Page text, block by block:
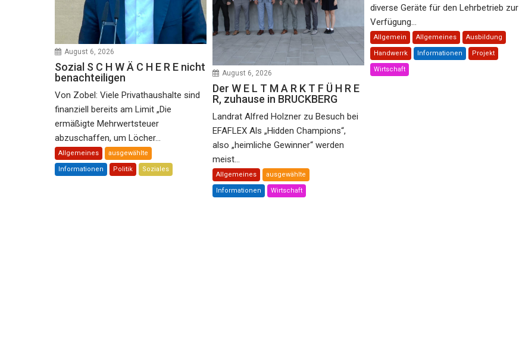
August 6, 2026
Sozial S C H W Ä C H E R E nicht
benachteiligen
Von Zobel: Viele Privathaushalte sind
finanziell bereits am Limit „Die
ermäßigte Mehrwertsteuer
abzuschaffen, um Löcher...
Allgemeines ausgewählte
Informationen Politik Soziales
August 6, 2026
Der W E L T M A R K T F Ü H R E
R, zuhause in BRUCKBERG
Landrat Alfred Holzner zu Besuch bei
EFAFLEX Als „Hidden Champions“,
also „heimliche Gewinner“ werden
meist...
Allgemeines ausgewählte
Informationen Wirtschaft
diverse Geräte für den Lehrbetrieb zur
Verfügung...
Allgemein Allgemeines Ausbildung
Handwerrk Informationen Projekt
Wirtschaft